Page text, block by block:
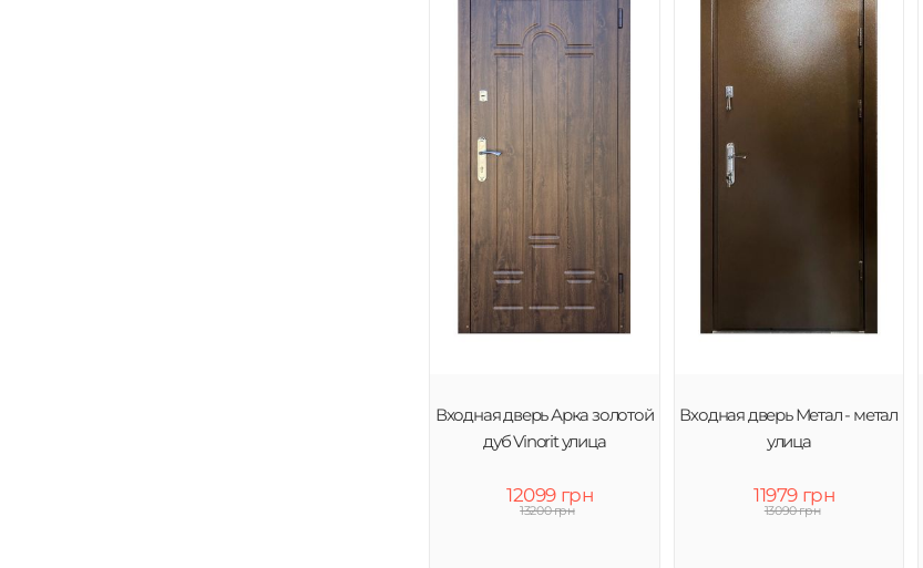
Входная дверь Арка золотой
дуб Vinorit улица
12099 грн
13200 грн
Входная дверь Метал - метал
улица
11979 грн
13090 грн